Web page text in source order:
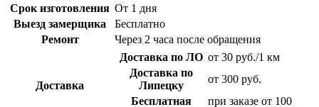
Срок изготовления От 1 дня
Выезд замерщика
Бесплатно
Ремонт
Через 2 часа после обращения
Доставка
Доставка по ЛО от 30 руб./1 км
Доставка по
Липецку
от 300 руб.
Бесплатная
при заказе от 100